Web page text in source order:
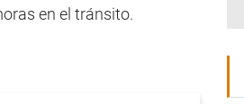
en el tránsito.